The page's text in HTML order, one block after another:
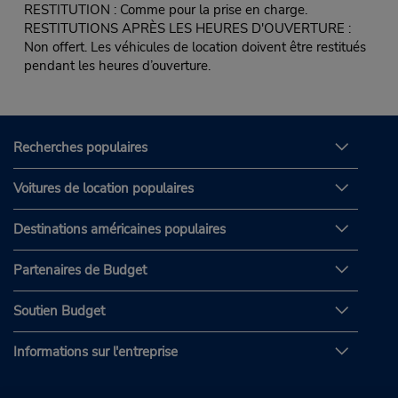
RESTITUTION : Comme pour la prise en charge.
RESTITUTIONS APRÈS LES HEURES D'OUVERTURE :
Non offert. Les véhicules de location doivent être restitués
pendant les heures d’ouverture.
Recherches populaires
Voitures de location populaires
Destinations américaines populaires
Partenaires de Budget
Soutien Budget
Informations sur l'entreprise